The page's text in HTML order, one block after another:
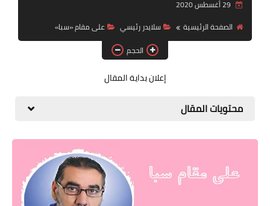
قصة قصيرة جداً
قراءات
دراسات
شخصيات
ذاكرة كوباني
الصفحة الرئيسية
سلايدر رئيسي
على مقام «سبا»
الحجم
إعلان بداية المقال
محتويات المقال